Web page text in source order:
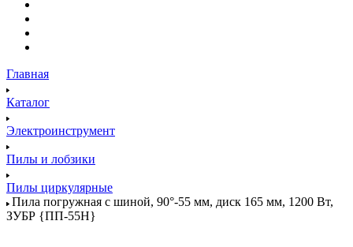
Главная
Каталог
Электроинструмент
Пилы и лобзики
Пилы циркулярные
Пила погружная с шиной, 90°-55 мм, диск 165 мм, 1200 Вт,
ЗУБР {ПП-55Н}